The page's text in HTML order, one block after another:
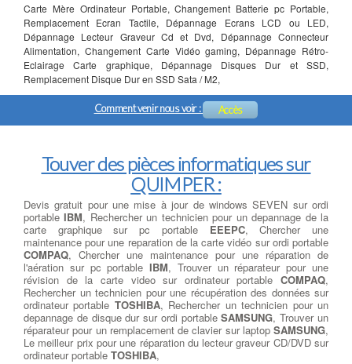
Carte Mère Ordinateur Portable, Changement Batterie pc Portable,
Remplacement Ecran Tactile, Dépannage Ecrans LCD ou LED,
Dépannage Lecteur Graveur Cd et Dvd, Dépannage Connecteur
Alimentation, Changement Carte Vidéo gaming, Dépannage Rétro-
Eclairage Carte graphique, Dépannage Disques Dur et SSD,
Remplacement Disque Dur en SSD Sata / M2,
Comment venir nous voir : Accès
Touver des pièces informatiques sur
QUIMPER :
Devis gratuit pour une mise à jour de windows SEVEN sur ordi
portableIBM, Rechercher un technicien pour un depannage de la
carte graphique sur pc portable EEEPC, Chercher une
maintenance pour une reparation de la carte vidéo sur ordi portable
COMPAQ, Chercher une maintenance pour une réparation de
l'aération sur pc portableIBM, Trouver un réparateur pour une
révision de la carte video sur ordinateur portable COMPAQ,
Rechercher un technicien pour une récupération des données sur
ordinateur portable TOSHIBA, Rechercher un technicien pour un
depannage de disque dur sur ordi portableSAMSUNG, Trouver un
réparateur pour un remplacement de clavier sur laptop SAMSUNG,
Le meilleur prix pour une réparation du lecteur graveur CD/DVD sur
ordinateur portable TOSHIBA,